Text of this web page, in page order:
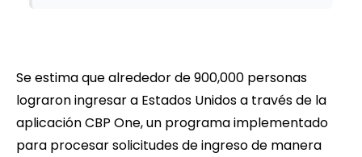
Se estima que alrededor de 900,000 personas
lograron ingresar a Estados Unidos a través de la
aplicación CBP One, un programa implementado
para procesar solicitudes de ingreso de manera